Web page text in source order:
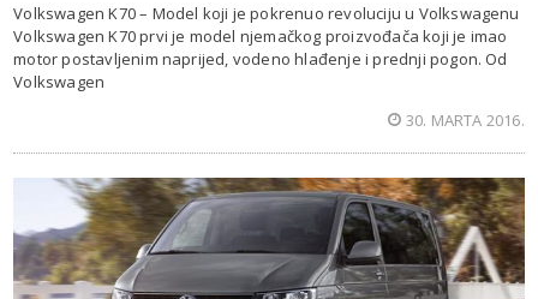
Volkswagen K70 – Model koji je pokrenuo revoluciju u Volkswagenu
Volkswagen K70 prvi je model njemačkog proizvođača koji je imao
motor postavljenim naprijed, vodeno hlađenje i prednji pogon. Od
Volkswagen
30. MARTA 2016.